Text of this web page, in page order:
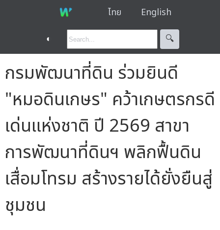
ไทย English
◐ 🔍︎
กรมพัฒนาที่ดิน ร่วมยินดี
"หมอดินเกษร" คว้าเกษตรกรดี
เด่นแห่งชาติ ปี 2569 สาขา
การพัฒนาที่ดินฯ พลิกฟื้นดิน
เสื่อมโทรม สร้างรายได้ยั่งยืนสู่
ชุมชน